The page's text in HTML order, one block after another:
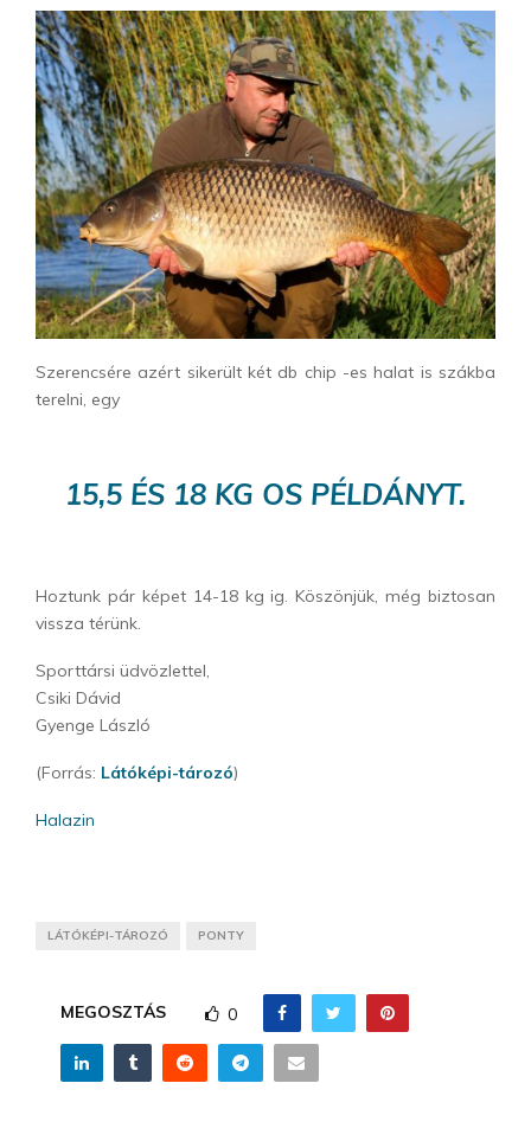
Szerencsére azért sikerült két db chip -es halat is szákba
terelni, egy
15,5 ÉS 18 KG OS PÉLDÁNYT.
Hoztunk pár képet 14-18 kg ig. Köszönjük, még biztosan
vissza térünk.
Sporttársi üdvözlettel,
Csiki Dávid
Gyenge László
(Forrás: Látóképi-tározó)
Halazin
LÁTÓKÉPI-TÁROZÓ PONTY
MEGOSZTÁS 0